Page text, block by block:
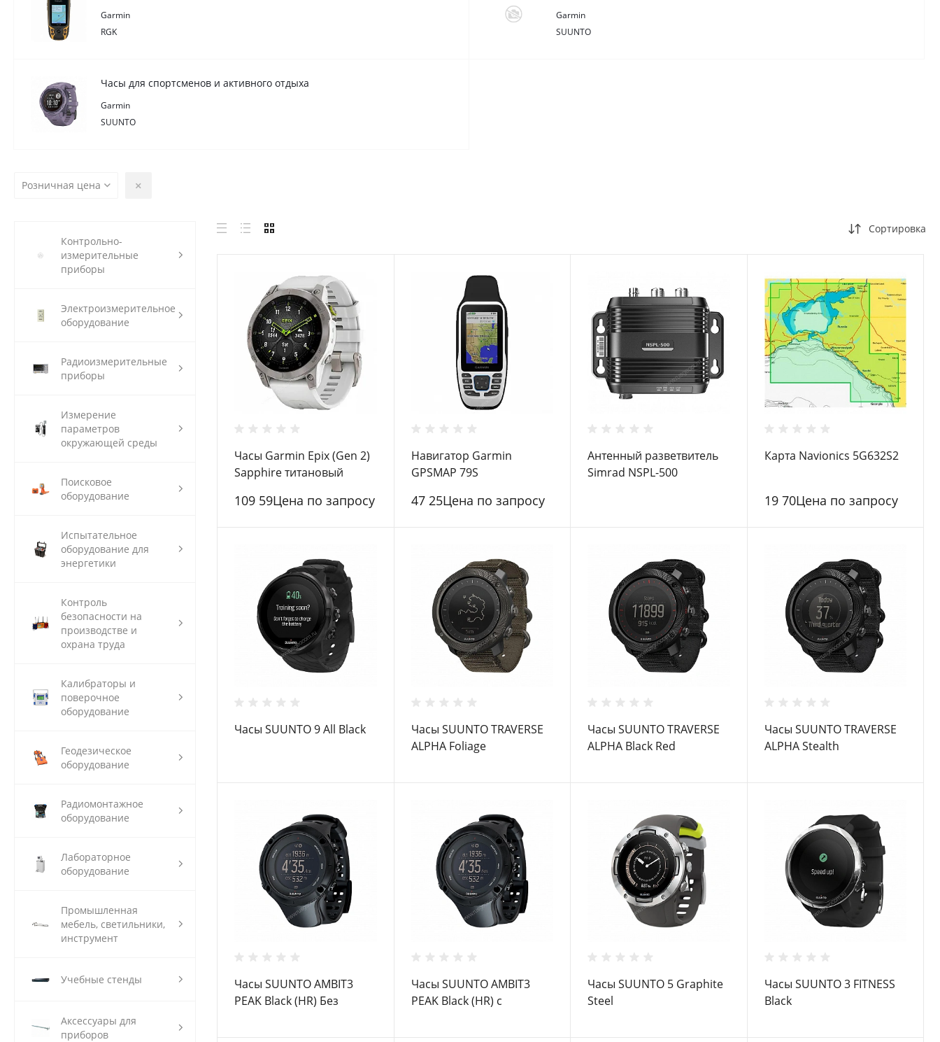
Garmin
RGK
Garmin
SUUNTO
Часы для спортсменов и активного отдыха
Garmin
SUUNTO
Розничная цена
Контрольно-
измерительные
приборы
Электроизмерительное
оборудование
Радиоизмерительные
приборы
Измерение
параметров
окружающей среды
Поисковое
оборудование
Испытательное
оборудование для
энергетики
Контроль
безопасности на
производстве и
охрана труда
Калибраторы и
поверочное
оборудование
Геодезическое
оборудование
Радиомонтажное
оборудование
Лабораторное
оборудование
Промышленная
мебель, светильники,
инструмент
Учебные стенды
Аксессуары для
приборов
Сортировка
Часы Garmin Epix (Gen 2)
Sapphire титановый
109 59Цена по запросу
Навигатор Garmin
GPSMAP 79S
47 25Цена по запросу
Антенный разветвитель
Simrad NSPL-500
Карта Navionics 5G632S2
19 70Цена по запросу
Часы SUUNTO 9 All Black
Часы SUUNTO TRAVERSE
ALPHA Foliage
Часы SUUNTO TRAVERSE
ALPHA Black Red
Часы SUUNTO TRAVERSE
ALPHA Stealth
Часы SUUNTO AMBIT3
PEAK Black (HR) Без
Часы SUUNTO AMBIT3
PEAK Black (HR) с
Часы SUUNTO 5 Graphite
Steel
Часы SUUNTO 3 FITNESS
Black